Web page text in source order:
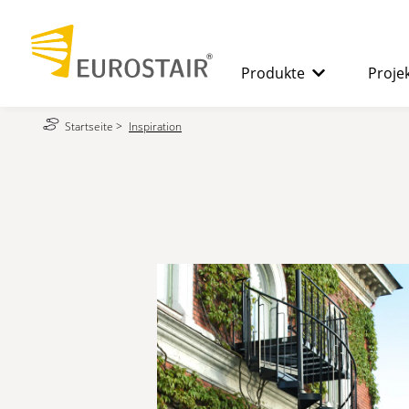
Produkte
SPINDELTREPPEN Die
3D-
Startseite > Inspiration